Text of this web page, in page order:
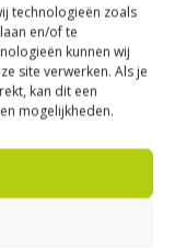
technologieën zoals
en/of te
kunnen wij
site verwerken. Als je
kan dit een
mogelijkheden.